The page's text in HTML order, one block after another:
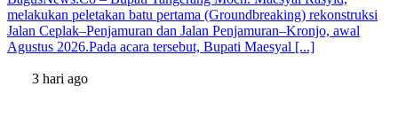
melakukan peletakan batu pertama (Groundbreaking) rekonstruksi
Jalan Ceplak–Penjamuran dan Jalan Penjamuran–Kronjo, awal
Agustus 2026.Pada acara tersebut, Bupati Maesyal [...]
3 hari ago